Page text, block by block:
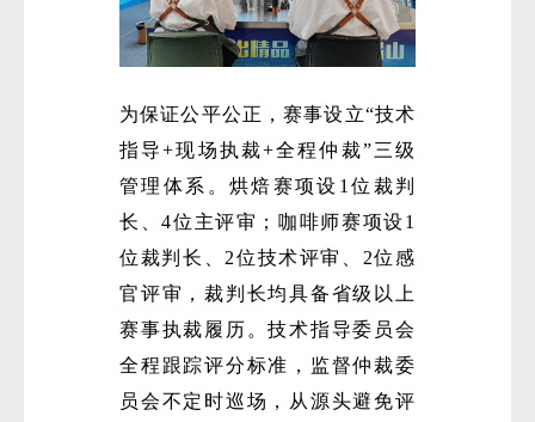
为保证公平公正，赛事设立“技术
指导+现场执裁+全程仲裁”三级
管理体系。烘焙赛项设1位裁判
长、4位主评审；咖啡师赛项设1
位裁判长、2位技术评审、2位感
官评审，裁判长均具备省级以上
赛事执裁履历。技术指导委员会
全程跟踪评分标准，监督仲裁委
员会不定时巡场，从源头避免评